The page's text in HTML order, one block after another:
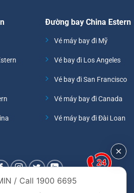
Đường bay China Estern
Vé máy bay đi Mỹ
Vé bay đi Los Angeles
Vé bay đi San Francisco
Vé máy bay đi Canada
Vé máy bay đi Đài Loan
/ Call 1900 6695